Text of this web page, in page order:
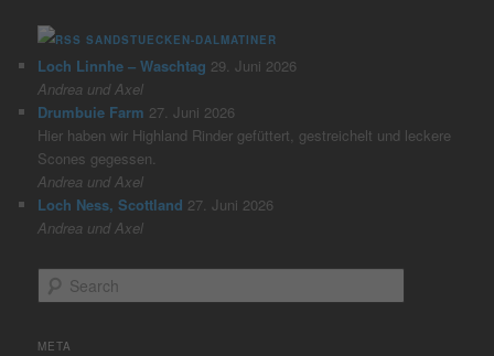
SANDSTUECKEN-DALMATINER
Loch Linnhe – Waschtag 29. Juni 2026
Andrea und Axel
Drumbuie Farm 27. Juni 2026
Hier haben wir Highland Rinder gefüttert, gestreichelt und leckere
Scones gegessen.
Andrea und Axel
Loch Ness, Scottland 27. Juni 2026
Andrea und Axel
e
rMETA